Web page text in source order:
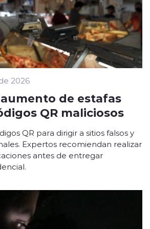
2026
de estafas
QR maliciosos
QR para dirigir a sitios falsos y
Expertos recomiendan realizar
antes de entregar